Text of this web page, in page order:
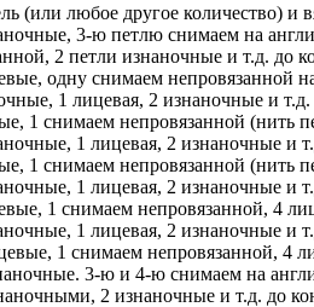
(или любое другое количество) и
3-ю петлю снимаем на
2 петли изнаночные и т.д. до
одну снимаем непровязанной
1 лицевая, 2 изнаночные и т.д.
1 снимаем непровязанной (нить
1 лицевая, 2 изнаночные и
1 снимаем непровязанной (нить
1 лицевая, 2 изнаночные и
1 снимаем непровязанной, 4
1 лицевая, 2 изнаночные и
1 снимаем непровязанной, 4
3-ю и 4-ю снимаем на
2 изнаночные и т.д. до